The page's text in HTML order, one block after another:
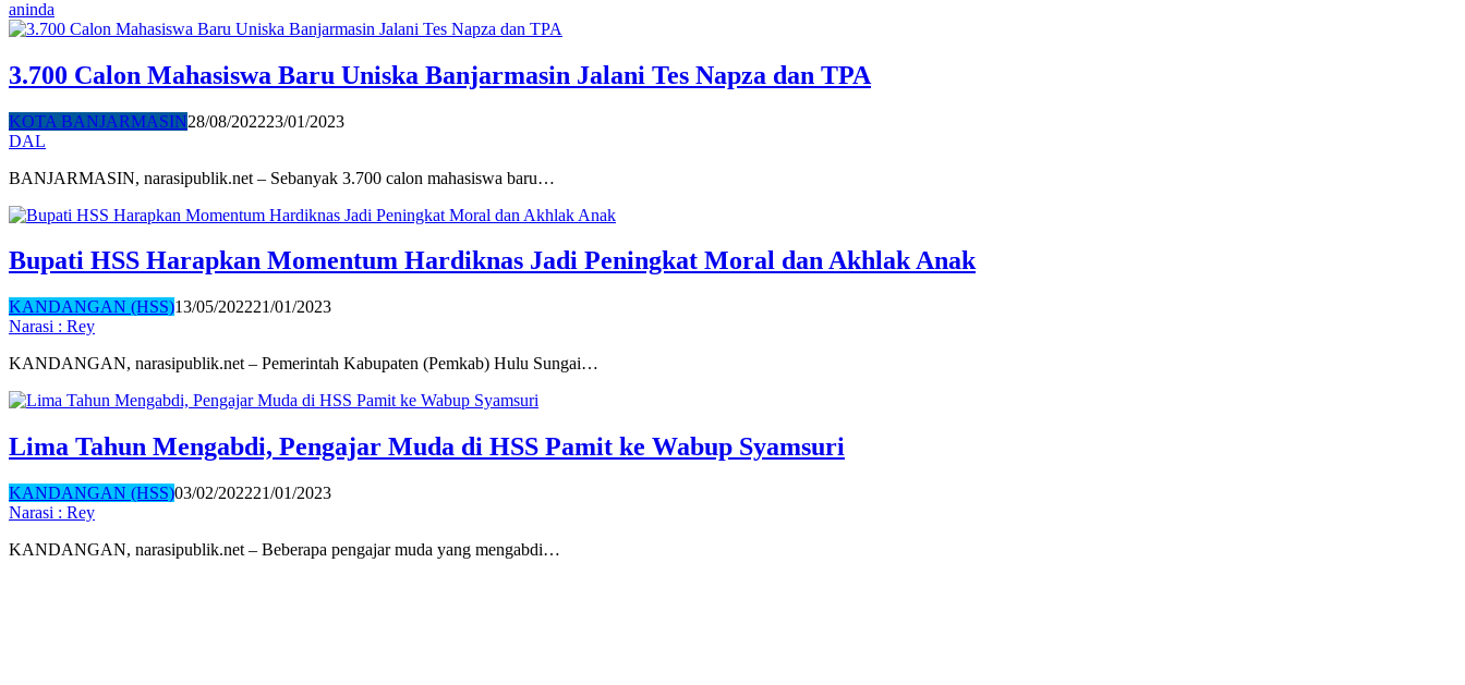
aninda
3.700 Calon Mahasiswa Baru Uniska Banjarmasin Jalani Tes Napza dan TPA
KOTA BANJARMASIN28/08/202223/01/2023
DAL
BANJARMASIN, narasipublik.net – Sebanyak 3.700 calon mahasiswa baru…
Bupati HSS Harapkan Momentum Hardiknas Jadi Peningkat Moral dan Akhlak Anak
KANDANGAN (HSS)13/05/202221/01/2023
Narasi : Rey
KANDANGAN, narasipublik.net – Pemerintah Kabupaten (Pemkab) Hulu Sungai…
Lima Tahun Mengabdi, Pengajar Muda di HSS Pamit ke Wabup Syamsuri
KANDANGAN (HSS)03/02/202221/01/2023
Narasi : Rey
KANDANGAN, narasipublik.net – Beberapa pengajar muda yang mengabdi…